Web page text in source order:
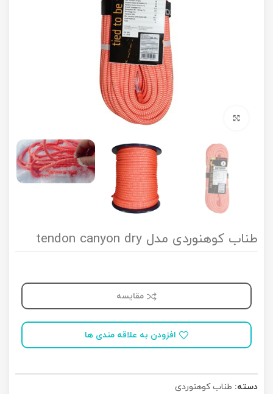
برای بزرگنمایی کلیک کنید
طناب کوهنوردی مدل tendon canyon dry
مقایسه
افزودن به علاقه مندی ها
دسته: طناب کوهنوردی